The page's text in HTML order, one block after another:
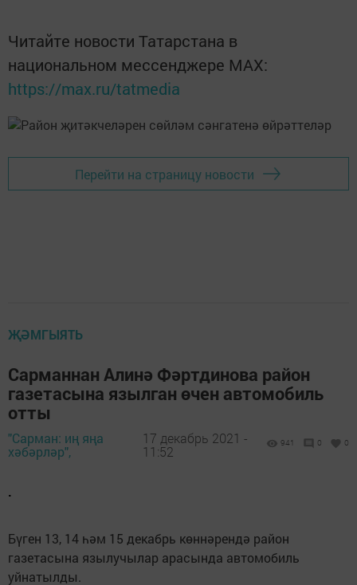
Читайте новости Татарстана в
национальном мессенджере MАХ:
https://max.ru/tatmedia
Перейти на страницу новости
ҖӘМГЫЯТЬ
Сарманнан Алинә Фәртдинова район
газетасына язылган өчен автомобиль
отты
"Сарман: иң яңа
хәбәрләр",
17 декабрь 2021 -
11:52
941 0 0
.
Бүген 13, 14 һәм 15 декабрь көннәрендә район
газетасына язылучылар арасында автомобиль
уйнатылды.